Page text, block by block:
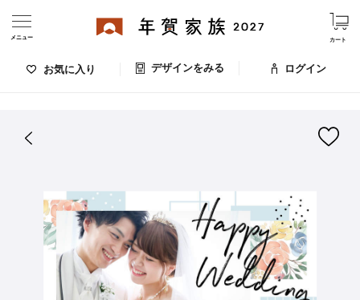
お気に入り デザインをみる
カート
ログイン
メニュー
デザインをみる
価格
お支払い方法
出荷日・配送